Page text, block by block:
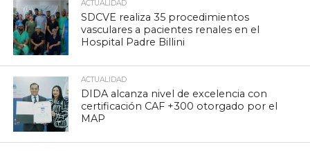
ACTUALIDAD
SDCVE realiza 35 procedimientos
vasculares a pacientes renales en el
Hospital Padre Billini
ACTUALIDAD
DIDA alcanza nivel de excelencia con
certificación CAF +300 otorgado por el
MAP